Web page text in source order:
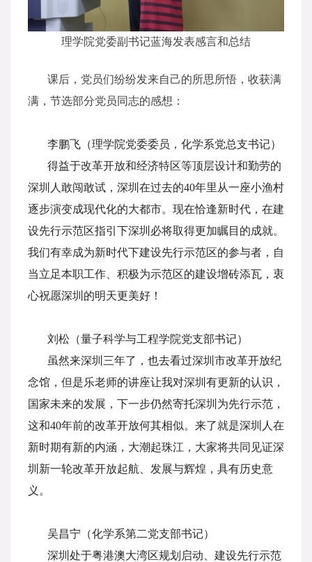
理学院党委副书记蓝海发表感言和总结
课后，党员们纷纷发来自己的所思所悟，收获满
满，节选部分党员同志的感想：
李鹏飞（理学院党委委员，化学系党总支书记）
得益于改革开放和经济特区等顶层设计和勤劳的
深圳人敢闯敢试，深圳在过去的40年里从一座小渔村
逐步演变成现代化的大都市。现在恰逢新时代，在建
设先行示范区指引下深圳必将取得更加瞩目的成就。
我们有幸成为新时代下建设先行示范区的参与者，自
当立足本职工作、积极为示范区的建设增砖添瓦，衷
心祝愿深圳的明天更美好！
刘松（量子科学与工程学院党支部书记）
虽然来深圳三年了，也去看过深圳市改革开放纪
念馆，但是乐老师的讲座让我对深圳有更新的认识，
国家未来的发展，下一步仍然寄托深圳为先行示范，
这和40年前的改革开放何其相似。来了就是深圳人在
新时期有新的内涵，大潮起珠江，大家将共同见证深
圳新一轮改革开放起航、发展与辉煌，具有历史意
义。
吴昌宁（化学系第二党支部书记）
深圳处于粤港澳大湾区规划启动、建设先行示范